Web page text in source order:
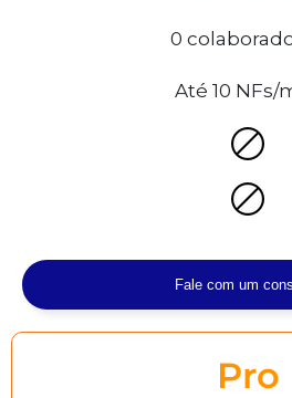
0
Até 10 NFs/
Fale com um
Pro